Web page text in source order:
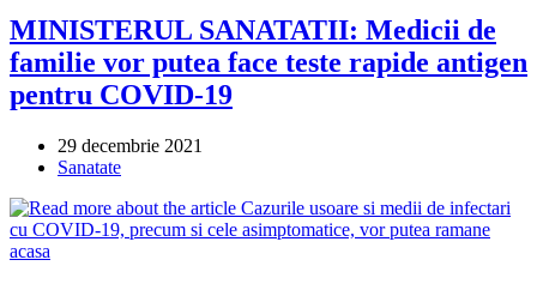
MINISTERUL SANATATII: Medicii de
familie vor putea face teste rapide antigen
pentru COVID-19
Post
published:
29 decembrie 2021
Post
Sanatate